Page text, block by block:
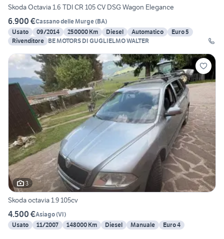
Skoda Octavia 1.6 TDI CR 105 CV DSG Wagon Elegance
6.900 €Cassano delle Murge(BA)
Usato
09/2014 250000 Km Diesel Automatico
Euro 5
Rivenditore BE MOTORS DI GUGLIELMO WALTER
3
Skoda octavia 1.9 105cv
4.500 €Asiago(VI)
Usato
11/2007 148000 Km Diesel Manuale Euro 4